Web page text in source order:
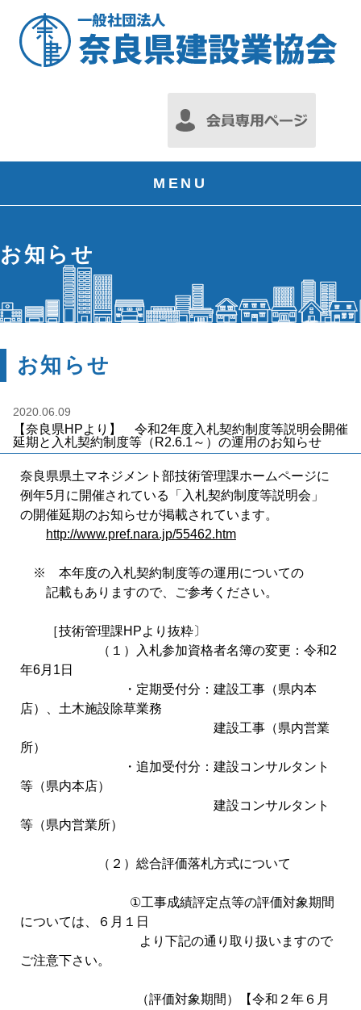
MENU
お知らせ
お知らせ
2020.06.09
【奈良県HPより】 令和2年度入札契約制度等説明会開催
延期と入札契約制度等（R2.6.1～）の運用のお知らせ
奈良県県土マネジメント部技術管理課ホームページに
例年5月に開催されている「入札契約制度等説明会」
の開催延期のお知らせが掲載されています。
http://www.pref.nara.jp/55462.htm
※ 本年度の入札契約制度等の運用についての
記載もありますので、ご参考ください。
［技術管理課HPより抜粋〕
（１）入札参加資格者名簿の変更：令和2
年6月1日
・定期受付分：建設工事（県内本
店）、土木施設除草業務
建設工事（県内営業
所）
・追加受付分：建設コンサルタント
等（県内本店）
建設コンサルタント
等（県内営業所）
（２）総合評価落札方式について
①工事成績評定点等の評価対象期間
については、６月１日
より下記の通り取り扱いますので
ご注意下さい。
（評価対象期間）【令和２年６月